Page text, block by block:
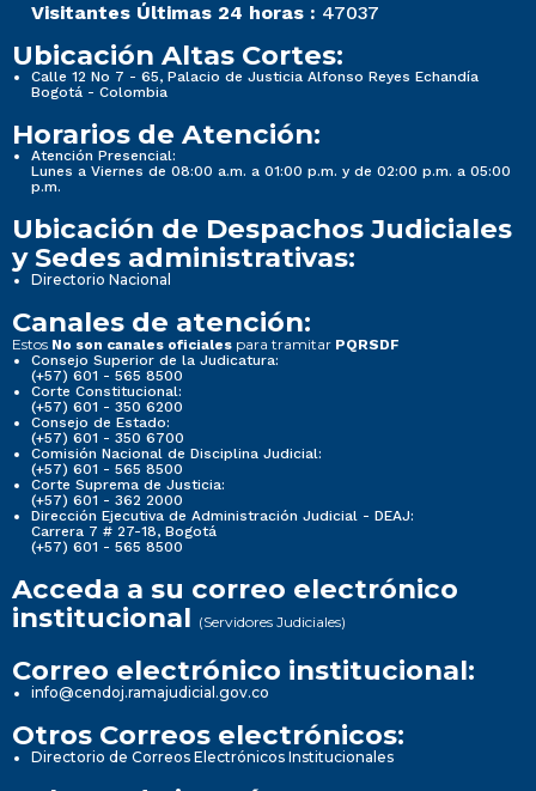
Visitantes Últimas 24 horas : 47037
Ubicación Altas Cortes:
Calle 12 No 7 - 65, Palacio de Justicia Alfonso Reyes Echandía
Bogotá - Colombia
Horarios de Atención:
Atención Presencial:
Lunes a Viernes de 08:00 a.m. a 01:00 p.m. y de 02:00 p.m. a 05:00
p.m.
Ubicación de Despachos Judiciales
y Sedes administrativas:
Directorio Nacional
Canales de atención:
Estos No son canales oficiales para tramitar PQRSDF
Consejo Superior de la Judicatura:
(+57) 601 - 565 8500
Corte Constitucional:
(+57) 601 - 350 6200
Consejo de Estado:
(+57) 601 - 350 6700
Comisión Nacional de Disciplina Judicial:
(+57) 601 - 565 8500
Corte Suprema de Justicia:
(+57) 601 - 362 2000
Dirección Ejecutiva de Administración Judicial - DEAJ:
Carrera 7 # 27-18, Bogotá
(+57) 601 - 565 8500
Acceda a su correo electrónico
institucional (Servidores Judiciales)
Correo electrónico institucional:
info@cendoj.ramajudicial.gov.co
Otros Correos electrónicos:
Directorio de Correos Electrónicos Institucionales